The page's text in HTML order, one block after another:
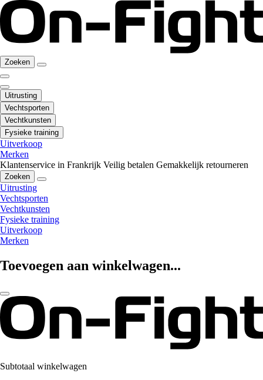
Zoeken
Uitrusting
Vechtsporten
Vechtkunsten
Fysieke training
Uitverkoop
Merken
Klantenservice in Frankrijk Veilig betalen Gemakkelijk retourneren
Zoeken
Uitrusting
Vechtsporten
Vechtkunsten
Fysieke training
Uitverkoop
Merken
Toevoegen aan winkelwagen...
Subtotaal winkelwagen